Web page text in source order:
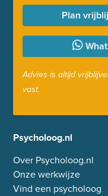
Plan
Advies is altijd
vast.
Psycholoog.nl
Over Psycholoog.nl
Onze werkwijze
Vind een psycholoog